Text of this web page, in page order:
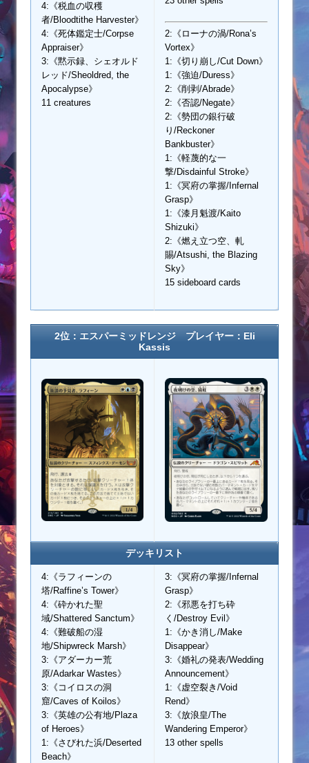
4:《税血の収穫
者/Bloodtithe Harvester》
4:《死体鑑定士/Corpse
Appraiser》
3:《黙示録、シェオルド
レッド/Sheoldred, the
Apocalypse》
11 creatures
2:《ローナの渦/Rona’s
Vortex》
1:《切り崩し/Cut Down》
1:《強迫/Duress》
2:《削剥/Abrade》
2:《否認/Negate》
2:《勢団の銀行破
り/Reckoner
Bankbuster》
1:《軽蔑的な一
撃/Disdainful Stroke》
1:《冥府の掌握/Infernal
Grasp》
1:《漆月魁渡/Kaito
Shizuki》
2:《燃え立つ空、軋
賜/Atsushi, the Blazing
Sky》
15 sideboard cards
2位：エスパーミッドレンジ プレイヤー：Eli
Kassis
デッキリスト
4:《ラフィーンの
塔/Raffine’s Tower》
4:《砕かれた聖
域/Shattered Sanctum》
4:《難破船の湿
地/Shipwreck Marsh》
3:《アダーカー荒
原/Adarkar Wastes》
3:《コイロスの洞
窟/Caves of Koilos》
3:《英雄の公有地/Plaza
of Heroes》
1:《さびれた浜/Deserted
Beach》
3:《冥府の掌握/Infernal
Grasp》
2:《邪悪を打ち砕
く/Destroy Evil》
1:《かき消し/Make
Disappear》
3:《婚礼の発表/Wedding
Announcement》
1:《虚空裂き/Void
Rend》
3:《放浪皇/The
Wandering Emperor》
13 other spells